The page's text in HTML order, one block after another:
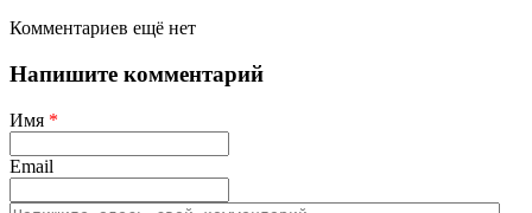
Комментариев ещё нет
Напишите комментарий
Имя *
Email